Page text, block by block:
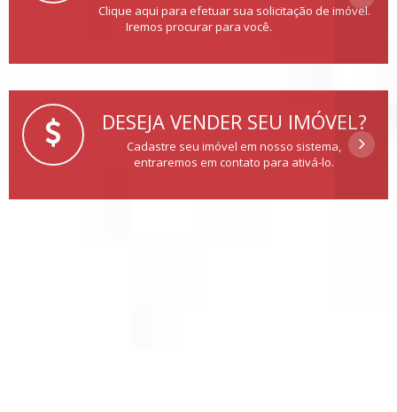
Clique aqui para efetuar sua solicitação de imóvel.
Iremos procurar para você.
DESEJA VENDER SEU IMÓVEL?
Cadastre seu imóvel em nosso sistema,
entraremos em contato para ativá-lo.